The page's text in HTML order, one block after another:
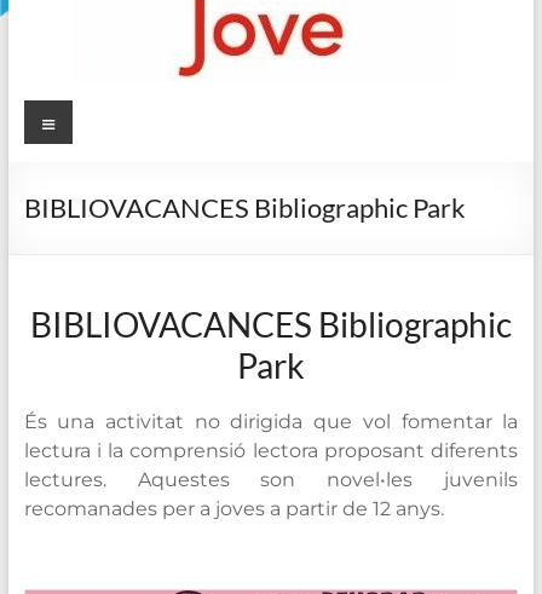
Sala
Biblioteca
Menú
BIBLIOVACANCES Bibliographic Park
BIBLIOVACANCES Bibliographic
Park
És una activitat no dirigida que vol fomentar la
lectura i la comprensió lectora proposant diferents
lectures. Aquestes son novel•les juvenils
recomanades per a joves a partir de 12 anys.